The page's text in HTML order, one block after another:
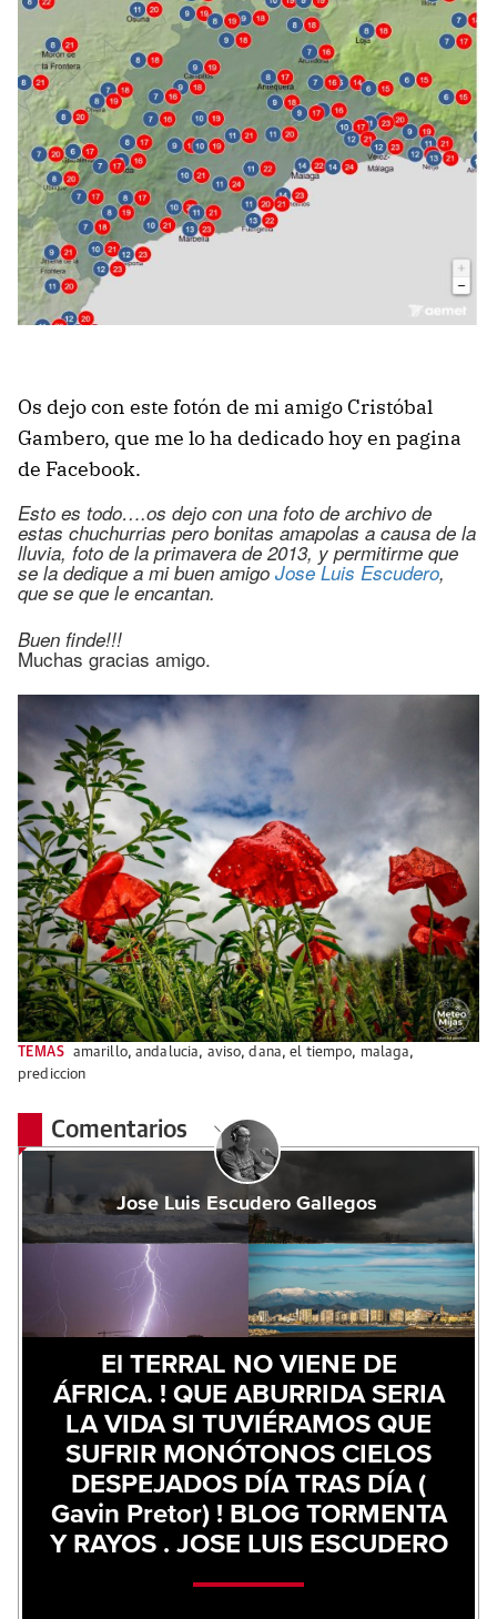
Os dejo con este fotón de mi amigo Cristóbal
Gambero, que me lo ha dedicado hoy en pagina
de Facebook.
Esto es todo….os dejo con una foto de archivo de
estas chuchurrias pero bonitas amapolas a causa de la
lluvia, foto de la primavera de 2013, y permitirme que
se la dedique a mi buen amigo Jose Luis Escudero,
que se que le encantan.
Buen finde!!!
Muchas gracias amigo.
TEMAS amarillo,andalucia, aviso,dana,el tiempo, malaga,
prediccion
Comentarios
Jose Luis Escudero Gallegos
El TERRAL NO VIENE DE
ÁFRICA. ! QUE ABURRIDA SERIA
LA VIDA SI TUVIÉRAMOS QUE
SUFRIR MONÓTONOS CIELOS
DESPEJADOS DÍA TRAS DÍA (
Gavin Pretor) ! BLOG TORMENTA
Y RAYOS . JOSE LUIS ESCUDERO